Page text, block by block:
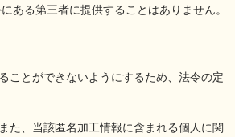
ある第三者に提供することはありません。
ことができないようにするため、法令の定
た、当該匿名加工情報に含まれる個人に関